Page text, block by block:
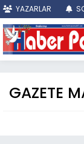
YAZARLAR
GAZETE